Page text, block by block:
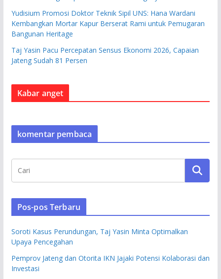
Yudisium Promosi Doktor Teknik Sipil UNS: Hana Wardani
Kembangkan Mortar Kapur Berserat Rami untuk Pemugaran
Bangunan Heritage
Taj Yasin Pacu Percepatan Sensus Ekonomi 2026, Capaian
Jateng Sudah 81 Persen
Kabar anget
komentar pembaca
Pos-pos Terbaru
Soroti Kasus Perundungan, Taj Yasin Minta Optimalkan
Upaya Pencegahan
Pemprov Jateng dan Otorita IKN Jajaki Potensi Kolaborasi dan
Investasi